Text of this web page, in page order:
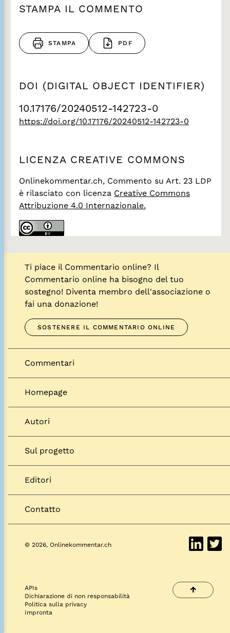
STAMPA IL COMMENTO
STAMPA PDF
DOI (DIGITAL OBJECT IDENTIFIER)
10.17176/20240512-142723-0
https://doi.org/10.17176/20240512-142723-0
LICENZA CREATIVE COMMONS
Onlinekommentar.ch, Commento su Art. 23 LDP
è rilasciato con licenza Creative Commons
Attribuzione 4.0 Internazionale.
Ti piace il Commentario online? Il
Commentario online ha bisogno del tuo
sostegno! Diventa membro dell'associazione o
fai una donazione!
SOSTENERE IL COMMENTARIO ONLINE
Commentari
Homepage
Autori
Sul progetto
Editori
Contatto
© 2026, Onlinekommentar.ch
APIs
Dichiarazione di non responsabilità
Politica sulla privacy
Impronta
↑